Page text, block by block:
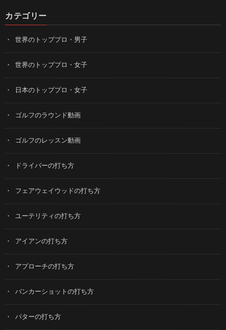
カテゴリー
世界のトッププロ・男子
世界のトッププロ・女子
日本のトッププロ・女子
ゴルフのラウンド動画
ゴルフのレッスン動画
ドライバーの打ち方
フェアウェイウッドの打ち方
ユーテリティの打ち方
アイアンの打ち方
アプローチの打ち方
バンカーショットの打ち方
パターの打ち方